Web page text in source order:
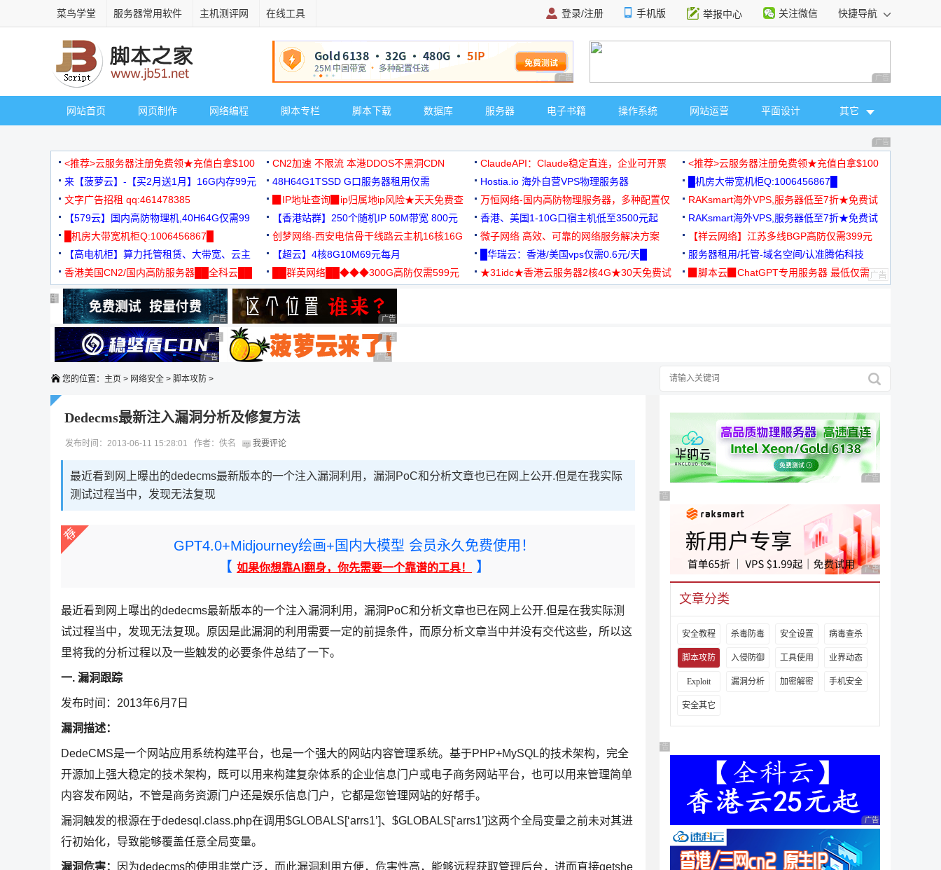
菜鸟学堂 服务器常用软件 主机测评网 在线工具 登录/注册 手机版 举报中心 关注微信 快捷导航
广告 商业广告，理性选择 广告 商业广告，理
网站首页 网页制作 网络编程 脚本专栏 脚本下载 数据库 服务器 电子书籍 操作系统 网站运营 平面设计 其它
广告 商业广告，理
<推荐>云服务器注册免费领★充值白拿$100 CN2加速 不限流 本港DDOS不黑洞CDN ClaudeAPI：Claude稳定直连，企业可开票
<推荐>云服务器注册免费领★充值白拿$100
来【菠萝云】-【买2月送1月】16G内存99元
48H64G1TSSD G口服务器租用仅需
3000+可免费测试
Hostia.io 海外自营VPS物理服务器
█机房大带宽机柜Q:1006456867█
文字广告招租 qq:461478385
▉IP地址查询▉ip归属地ip风险★天天免费查
万恒网络-国内高防物理服务器，多种配置仅
99元/月起
RAKsmart海外VPS,服务器低至7折★免费试
用★
【579云】国内高防物理机,40H64G仅需99
元
【香港站群】250个随机IP 50M带宽 800元 香港、美国1-10G口宿主机低至3500元起
RAKsmart海外VPS,服务器低至7折★免费试
用★
█机房大带宽机柜Q:1006456867█
创梦网络-西安电信骨干线路云主机16核16G
88元/月
微子网络 高效、可靠的网络服务解决方案
【祥云网络】江苏多线BGP高防仅需399元
【高电机柜】算力托管租赁、大带宽、云主
机
【超云】4核8G10M69元每月 █华瑞云：香港/美国vps仅需0.6元/天█
服务器租用/托管-域名空间/认准腾佑科技
香港美国CN2/国内高防服务器██全科云██
██群英网络██◆◆◆300G高防仅需599元
◆◆◆
★31idc★香港云服务器2核4G★30天免费试
▉脚本云▉ChatGPT专用服务器 最低仅需
广告 商业广告，理性选择
广告 商业广告，理性选择
广告 商业广告，理性选择
广告 商业广告，理性选择 广告 商业广告，理性选择
广告 商业广告，理性选择
广告 商业广告，理性选择
广告 商业广告，理性选择
广告 商业广告，理性选择
广告 商业广告，理性选择
您的位置： 主页 > 网络安全 > 脚本攻防 >
Dedecms最新注入漏洞分析及修复方法
发布时间：2013-06-11 15:28:01 作者：佚名 我要评论
最近看到网上曝出的dedecms最新版本的一个注入漏洞利用，漏洞PoC和分析文章也已在网上公开.但是在我实际
测试过程当中，发现无法复现
GPT4.0+Midjourney绘画+国内大模型 会员永久免费使用！
【 如果你想靠AI翻身，你先需要一个靠谱的工具！ 】
最近看到网上曝出的dedecms最新版本的一个注入漏洞利用，漏洞PoC和分析文章也已在网上公开.但是在我实际测
试过程当中，发现无法复现。原因是此漏洞的利用需要一定的前提条件，而原分析文章当中并没有交代这些，所以这
里将我的分析过程以及一些触发的必要条件总结了一下。
一. 漏洞跟踪
发布时间：2013年6月7日
漏洞描述：
DedeCMS是一个网站应用系统构建平台，也是一个强大的网站内容管理系统。基于PHP+MySQL的技术架构，完全
开源加上强大稳定的技术架构，既可以用来构建复杂体系的企业信息门户或电子商务网站平台，也可以用来管理简单
内容发布网站，不管是商务资源门户还是娱乐信息门户，它都是您管理网站的好帮手。
漏洞触发的根源在于dedesql.class.php在调用$GLOBALS[‘arrs1’]、$GLOBALS[‘arrs1’]这两个全局变量之前未对其进
行初始化，导致能够覆盖任意全局变量。
漏洞危害：
因为dedecms的使用非常广泛，而此漏洞利用方便，危害性高，能够远程获取管理后台，进而直接getshe
广告 商业广告，理性
广告 商业广告，理性选择
广告 商业广告，理性
文章分类
安全教程 杀毒防毒 安全设置 病毒查杀
脚本攻防 入侵防御 工具使用 业界动态
Exploit 漏洞分析 加密解密 手机安全
安全其它
广告 商业广告，理性选择
广告 商业广告，理性